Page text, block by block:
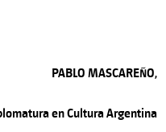
PABLO MASCAREÑO,
en Cultura Argentina